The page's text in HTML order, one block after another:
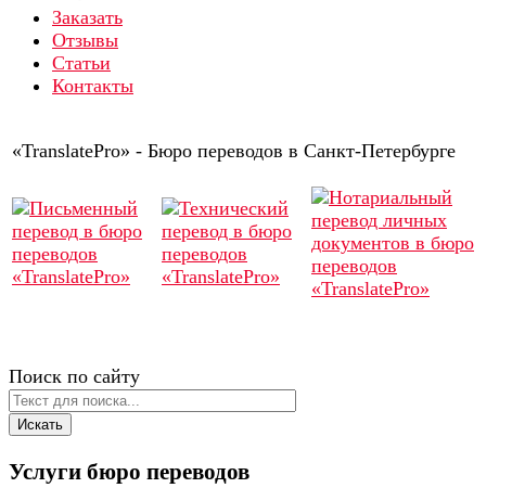
Заказать
Отзывы
Статьи
Контакты
«TranslatePro» - Бюро переводов в Санкт-Петербурге
Поиск по сайту
Искать
Услуги бюро переводов